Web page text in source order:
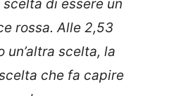
di essere un
rossa. Alle 2,53
un’altra scelta, la
che fa capire